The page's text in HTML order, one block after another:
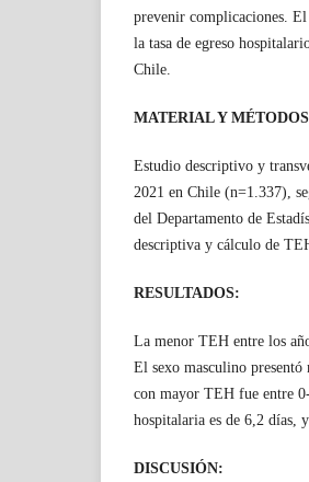
prevenir complicaciones.
la tasa de egreso
Chile.
MATERIAL Y
Estudio descriptivo y
2021 en Chile (n=1.337),
del Departamento de
descriptiva y cálculo de
RESULTADOS:
La menor TEH entre los
El sexo masculino
con mayor TEH fue entre
hospitalaria es de 6,2 días,
DISCUSIÓN: